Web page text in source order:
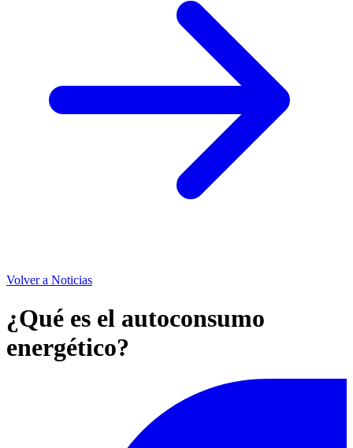
Volver a Noticias
¿Qué es el autoconsumo
energético?